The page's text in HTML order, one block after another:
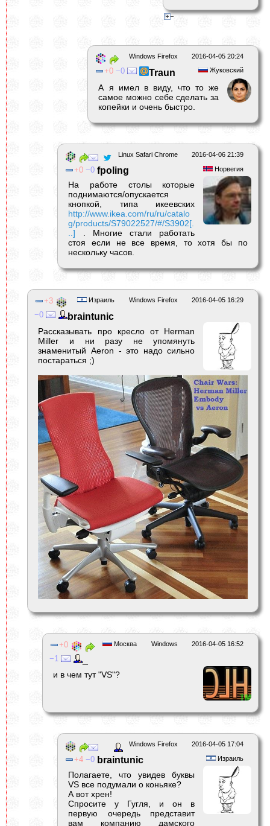
2016-04-05 20:24
Windows Firefox
Жуковский
0 0 Traun
А я имел в виду, что то же
самое можно себе сделать за
копейки и очень быстро.
2016-04-06 21:39
Linux Safari Chrome
Норвегия
0 0 fpoling
На работе столы которые
поднимаются/опускается
кнопкой, типа икеевских
http://www.ikea.com/ru/ru/catalo
g/products/S79022527/#/S3902[.
..] . Многие стали работать
стоя если не все время, то хотя бы по
нескольку часов.
2016-04-05 16:29
Windows Firefox
Израиль
3
0
braintunic
Рассказывать про кресло от Herman
Miller и ни разу не упомянуть
знаменитый Aeron - это надо сильно
постараться ;)
2016-04-05 16:52
Windows
Москва
0
1
_
и в чем тут "VS"?
2016-04-05 17:04
Windows Firefox
Израиль
4 0 braintunic
Полагаете, что увидев буквы
VS все подумали о коньяке?
А вот хрен!
Спросите у Гугля, и он в
первую очередь представит
вам компанию дамского